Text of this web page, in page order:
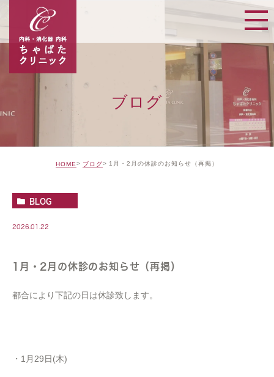
ブログ
HOME ブログ 1月・2月の休診のお知らせ（再掲）
BLOG
2026.01.22
1月・2月の休診のお知らせ（再掲）
都合により下記の日は休診致します。
・1月29日(木)